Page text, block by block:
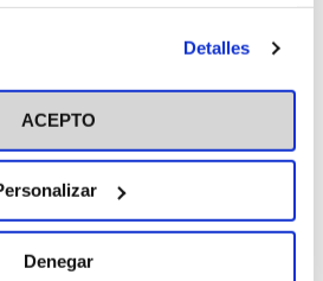
Para más información puedes
de Cookies
Detalles
ACEPTO
Denegar
en el Instituto de Guadalajara.
de la JACE. Descrito como de
siempre en los demás y siempre
luchó y sufrió porque era
que debía fidelidad a sus